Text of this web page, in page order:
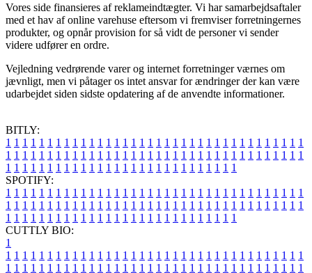
Vores side finansieres af reklameindtægter. Vi har samarbejdsaftaler
med et hav af online varehuse eftersom vi fremviser forretningernes
produkter, og opnår provision for så vidt de personer vi sender
videre udfører en ordre.
Vejledning vedrørende varer og internet forretninger værnes om
jævnligt, men vi påtager os intet ansvar for ændringer der kan være
udarbejdet siden sidste opdatering af de anvendte informationer.
BITLY:
1 1 1 1 1 1 1 1 1 1 1 1 1 1 1 1 1 1 1 1 1 1 1 1 1 1 1 1 1 1 1 1 1 1 1 1
1 1 1 1 1 1 1 1 1 1 1 1 1 1 1 1 1 1 1 1 1 1 1 1 1 1 1 1 1 1 1 1 1 1 1 1
1 1 1 1 1 1 1 1 1 1 1 1 1 1 1 1 1 1 1 1 1 1 1 1 1 1 1 1
SPOTIFY:
1 1 1 1 1 1 1 1 1 1 1 1 1 1 1 1 1 1 1 1 1 1 1 1 1 1 1 1 1 1 1 1 1 1 1 1
1 1 1 1 1 1 1 1 1 1 1 1 1 1 1 1 1 1 1 1 1 1 1 1 1 1 1 1 1 1 1 1 1 1 1 1
1 1 1 1 1 1 1 1 1 1 1 1 1 1 1 1 1 1 1 1 1 1 1 1 1 1 1 1
CUTTLY BIO:
1
1 1 1 1 1 1 1 1 1 1 1 1 1 1 1 1 1 1 1 1 1 1 1 1 1 1 1 1 1 1 1 1 1 1 1 1
1 1 1 1 1 1 1 1 1 1 1 1 1 1 1 1 1 1 1 1 1 1 1 1 1 1 1 1 1 1 1 1 1 1 1 1